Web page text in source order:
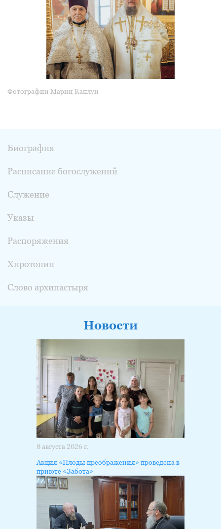
Фотографии Марии Каплун
Биография
Расписание богослужений
Служение
Указы
Распоряжения
Хиротонии
Слово архипастыря
Новости
8 августа 2026 г.
Акция «Плоды преображения» проведена в
приюте «Забота»